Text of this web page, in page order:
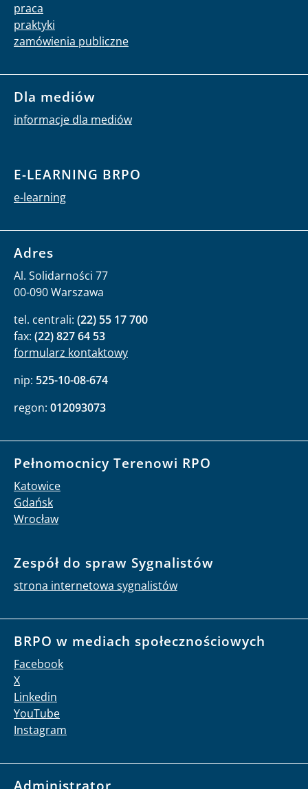
praca
praktyki
zamówienia publiczne
Dla mediów
informacje dla mediów
E-LEARNING BRPO
e-learning
Adres
Al. Solidarności 77
00-090 Warszawa
tel. centrali: (22) 55 17 700
fax: (22) 827 64 53
formularz kontaktowy
nip: 525-10-08-674
regon: 012093073
Pełnomocnicy Terenowi RPO
Katowice
Gdańsk
Wrocław
Zespół do spraw Sygnalistów
strona internetowa sygnalistów
BRPO w mediach społecznościowych
Facebook
X
Linkedin
YouTube
Instagram